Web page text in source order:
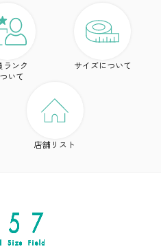
ランク
いて
サイズについて
店舗リスト